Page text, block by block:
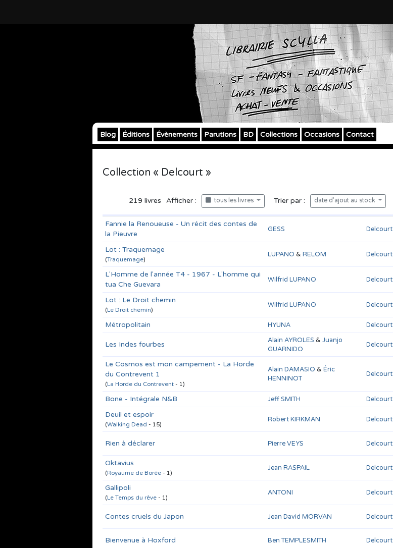
Blog Éditions Évènements Parutions BD Collections Occasions Contact
Collection « Delcourt »
219 livres Afficher : tous les livres Trier par : date d'ajout au stock
Fannie la Renoueuse - Un récit des contes de
la Pieuvre
GESS Delcourt
Lot : Traquemage
(Traquemage)
LUPANO & RELOM Delcourt
L'Homme de l'année T4 - 1967 - L'homme qui
tua Che Guevara
Wilfrid LUPANO Delcourt
Lot : Le Droit chemin
(Le Droit chemin)
Wilfrid LUPANO Delcourt
Métropolitain HYUNA Delcourt
Les Indes fourbes Alain AYROLES & Juanjo
GUARNIDO
Delcourt
Le Cosmos est mon campement - La Horde
du Contrevent 1
(La Horde du Contrevent - 1)
Alain DAMASIO & Éric
HENNINOT
Delcourt
Bone - Intégrale N&B Jeff SMITH Delcourt
Deuil et espoir
(Walking Dead - 15)
Robert KIRKMAN Delcourt
Rien à déclarer Pierre VEYS Delcourt
Oktavius
(Royaume de Borée - 1)
Jean RASPAIL Delcourt
Gallipoli
(Le Temps du rêve - 1)
ANTONI Delcourt
Contes cruels du Japon Jean David MORVAN Delcourt
Bienvenue à Hoxford Ben TEMPLESMITH Delcourt